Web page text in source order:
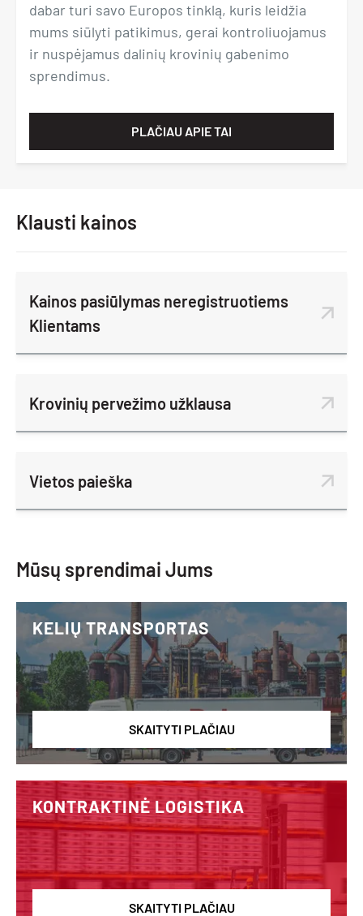
dabar turi savo Europos tinklą, kuris leidžia
mums siūlyti patikimus, gerai kontroliuojamus
ir nuspėjamus dalinių krovinių gabenimo
sprendimus.
PLAČIAU APIE TAI
Klausti kainos
Kainos pasiūlymas neregistruotiems
Klientams
Krovinių pervežimo užklausa
Vietos paieška
Mūsų sprendimai Jums
KELIŲ TRANSPORTAS
SKAITYTI PLAČIAU
KONTRAKTINĖ LOGISTIKA
SKAITYTI PLAČIAU